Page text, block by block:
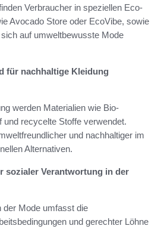
Verbraucher in speziellen Eco-
Avocado Store oder EcoVibe, sowie
auf umweltbewusste Mode
für nachhaltige Kleidung
werden Materialien wie Bio-
und recycelte Stoffe verwendet.
und nachhaltiger im
Alternativen.
sozialer Verantwortung in der
der Mode umfasst die
und gerechter Löhne